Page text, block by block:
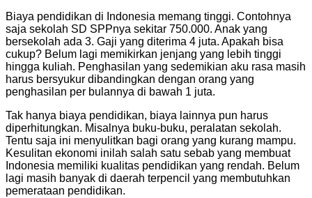
Biaya pendidikan di Indonesia memang tinggi. Contohnya
saja sekolah SD SPPnya sekitar 750.000. Anak yang
bersekolah ada 3. Gaji yang diterima 4 juta. Apakah bisa
cukup? Belum lagi memikirkan jenjang yang lebih tinggi
hingga kuliah. Penghasilan yang sedemikian aku rasa masih
harus bersyukur dibandingkan dengan orang yang
penghasilan per bulannya di bawah 1 juta.
Tak hanya biaya pendidikan, biaya lainnya pun harus
diperhitungkan. Misalnya buku-buku, peralatan sekolah.
Tentu saja ini menyulitkan bagi orang yang kurang mampu.
Kesulitan ekonomi inilah salah satu sebab yang membuat
Indonesia memiliki kualitas pendidikan yang rendah. Belum
lagi masih banyak di daerah terpencil yang membutuhkan
pemerataan pendidikan.